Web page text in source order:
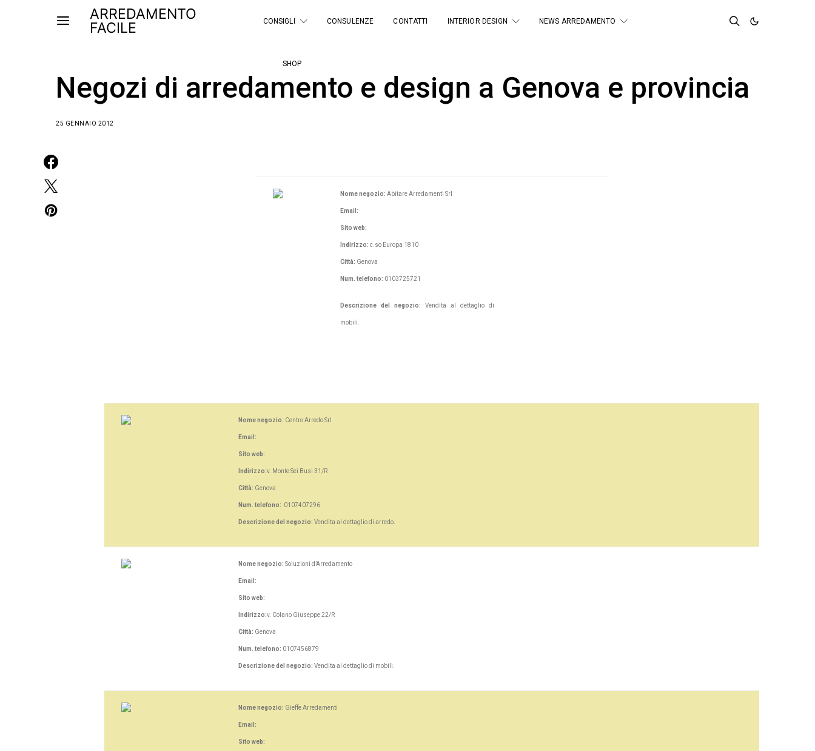
ARREDAMENTO
FACILE
CONSIGLI CONSULENZE CONTATTI INTERIOR DESIGN NEWS ARREDAMENTO
SHOP
Negozi di arredamento e design a Genova e provincia
25 GENNAIO 2012
Nome negozio: Abitare Arredamenti Srl
Email:
Sito web:
Indirizzo: c.so Europa 1810
Città: Genova
Num. telefono: 0103725721
Descrizione del negozio: Vendita al dettaglio di
mobili.
Nome negozio: Centro Arredo Srl
Email:
Sito web:
Indirizzo:v. Monte Sei Busi 31/R
Città: Genova
Num. telefono: 0107407296
Descrizione del negozio: Vendita al dettaglio di arredo.
Nome negozio: Soluzioni d’Arredamento
Email:
Sito web:
Indirizzo:v. Colano Giuseppe 22/R
Città: Genova
Num. telefono: 0107456879
Descrizione del negozio: Vendita al dettaglio di mobili.
Nome negozio: Gieffe Arredamenti
Email:
Sito web: